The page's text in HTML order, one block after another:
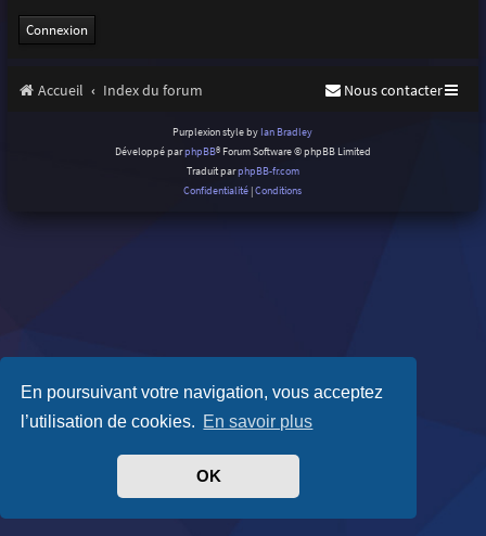
En poursuivant votre navigation, vous acceptez
l’utilisation de cookies. En savoir plus
OK
Accueil Index du forum Nous contacter
Purplexion style by Ian Bradley
Développé parphpBB® Forum Software © phpBB Limited
Traduit parphpBB-fr.com
Confidentialité |Conditions